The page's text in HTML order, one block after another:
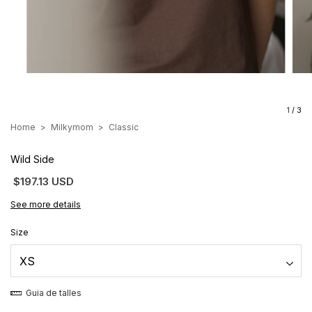
1 / 3
Home > Milkymom > Classic
Wild Side
$197.13 USD
See more details
Size
Guia de talles